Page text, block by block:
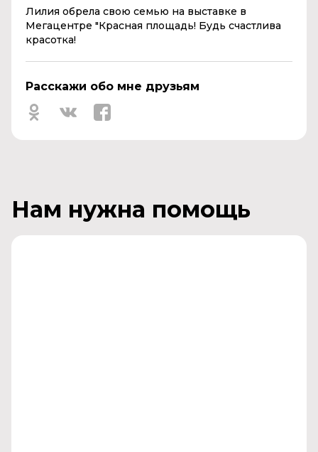
Лилия обрела свою семью на выставке в
Мегацентре "Красная площадь! Будь счастлива
красотка!
Расскажи обо мне друзьям
Нам нужна помощь